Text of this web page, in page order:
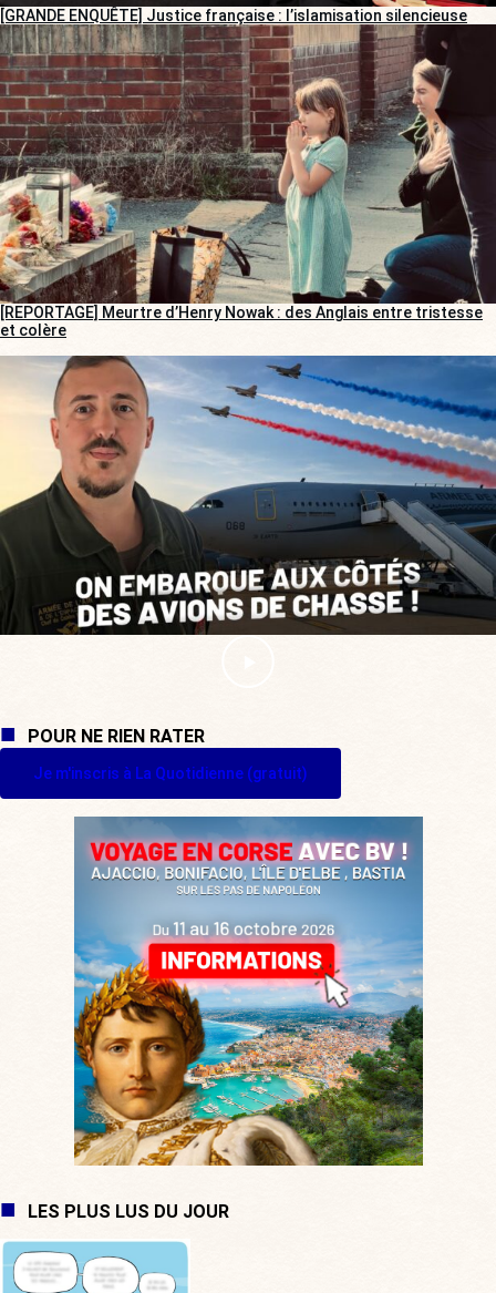
[GRANDE ENQUÊTE] Justice française : l’islamisation silencieuse
[REPORTAGE] Meurtre d’Henry Nowak : des Anglais entre tristesse
et colère
POUR NE RIEN RATER
Je m'inscris à La Quotidienne (gratuit)
LES PLUS LUS DU JOUR